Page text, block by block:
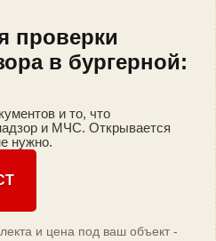
проверки
в бургерной:
и то, что
и МЧС. Открывается
нужно.
и цена под ваш объект -